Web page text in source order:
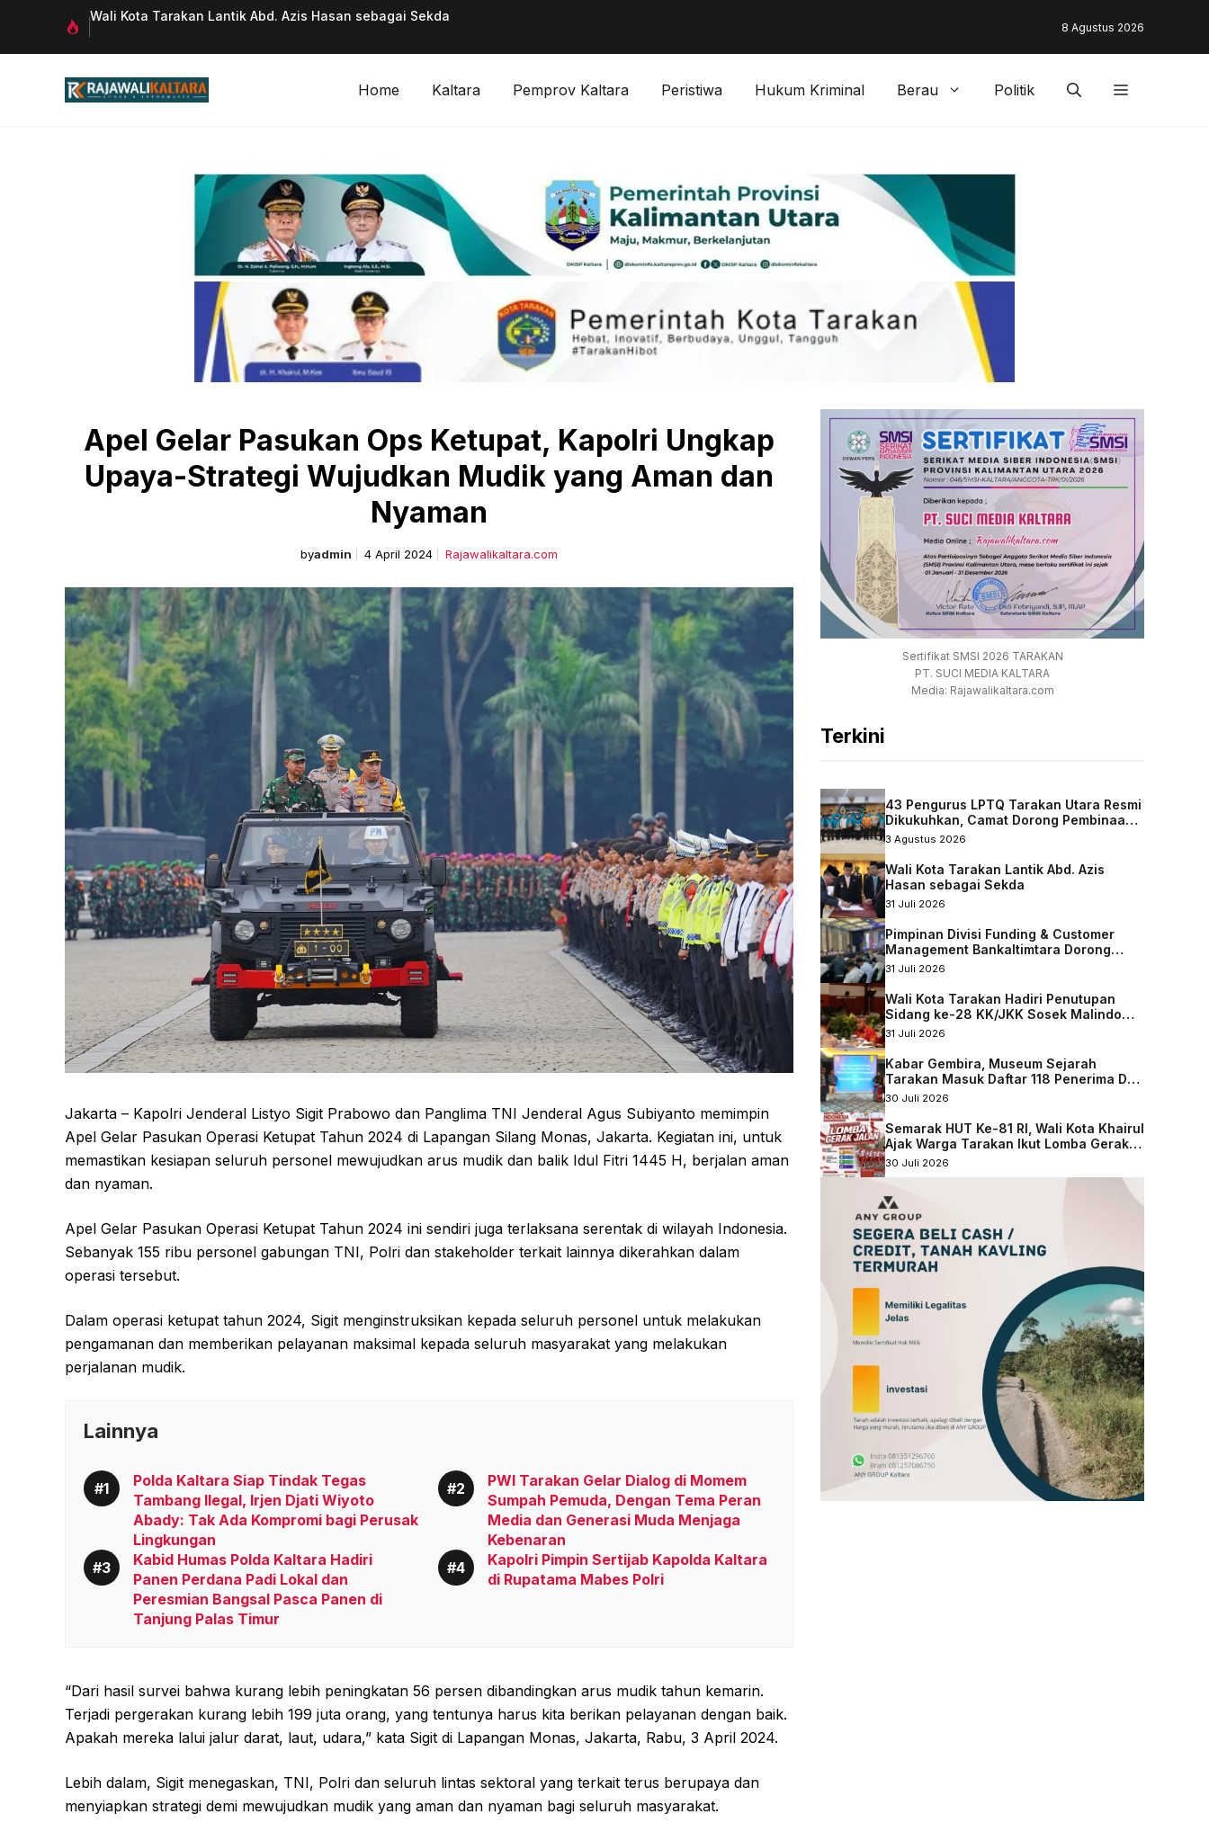
isi
Wali Kota Tarakan Lantik Abd. Azis Hasan sebagai Sekda
8 Agustus 2026
Home Kaltara Pemprov Kaltara Peristiwa Hukum Kriminal Berau Politik
Apel Gelar Pasukan Ops Ketupat, Kapolri Ungkap
Upaya-Strategi Wujudkan Mudik yang Aman dan
Nyaman
byadmin 4 April 2024 Rajawalikaltara.com
Jakarta – Kapolri Jenderal Listyo Sigit Prabowo dan Panglima TNI Jenderal Agus Subiyanto memimpin
Apel Gelar Pasukan Operasi Ketupat Tahun 2024 di Lapangan Silang Monas, Jakarta. Kegiatan ini, untuk
memastikan kesiapan seluruh personel mewujudkan arus mudik dan balik Idul Fitri 1445 H, berjalan aman
dan nyaman.
Apel Gelar Pasukan Operasi Ketupat Tahun 2024 ini sendiri juga terlaksana serentak di wilayah Indonesia.
Sebanyak 155 ribu personel gabungan TNI, Polri dan stakeholder terkait lainnya dikerahkan dalam
operasi tersebut.
Dalam operasi ketupat tahun 2024, Sigit menginstruksikan kepada seluruh personel untuk melakukan
pengamanan dan memberikan pelayanan maksimal kepada seluruh masyarakat yang melakukan
perjalanan mudik.
Lainnya
Polda Kaltara Siap Tindak Tegas
Tambang Ilegal, Irjen Djati Wiyoto
Abady: Tak Ada Kompromi bagi Perusak
Lingkungan
PWI Tarakan Gelar Dialog di Momem
Sumpah Pemuda, Dengan Tema Peran
Media dan Generasi Muda Menjaga
Kebenaran
Kabid Humas Polda Kaltara Hadiri
Panen Perdana Padi Lokal dan
Peresmian Bangsal Pasca Panen di
Tanjung Palas Timur
Kapolri Pimpin Sertijab Kapolda Kaltara
di Rupatama Mabes Polri
“Dari hasil survei bahwa kurang lebih peningkatan 56 persen dibandingkan arus mudik tahun kemarin.
Terjadi pergerakan kurang lebih 199 juta orang, yang tentunya harus kita berikan pelayanan dengan baik.
Apakah mereka lalui jalur darat, laut, udara,” kata Sigit di Lapangan Monas, Jakarta, Rabu, 3 April 2024.
Lebih dalam, Sigit menegaskan, TNI, Polri dan seluruh lintas sektoral yang terkait terus berupaya dan
menyiapkan strategi demi mewujudkan mudik yang aman dan nyaman bagi seluruh masyarakat.
Sertifikat SMSI 2026 TARAKAN
PT. SUCI MEDIA KALTARA
Media: Rajawalikaltara.com
Terkini
43 Pengurus LPTQ Tarakan Utara Resmi
Dikukuhkan, Camat Dorong Pembinaan
Qurani Berkelanjutan
3 Agustus 2026
Wali Kota Tarakan Lantik Abd. Azis
Hasan sebagai Sekda
31 Juli 2026
Pimpinan Divisi Funding & Customer
Management Bankaltimtara Dorong
Percepatan Digitalisasi Keuangan di
31 Juli 2026
Wali Kota Tarakan Hadiri Penutupan
Sidang ke-28 KK/JKK Sosek Malindo
Tingkat Kaltara–Sabah
31 Juli 2026
Kabar Gembira, Museum Sejarah
Tarakan Masuk Daftar 118 Penerima DAK
Nonfisik 2027
30 Juli 2026
Semarak HUT Ke-81 RI, Wali Kota Khairul
Ajak Warga Tarakan Ikut Lomba Gerak
Jalan
30 Juli 2026